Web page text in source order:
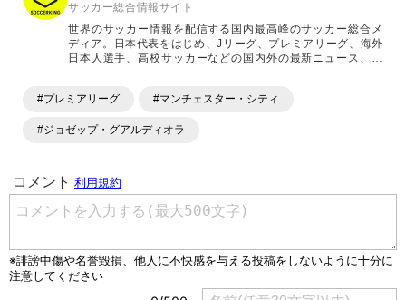
サッカー総合情報サイト
世界のサッカー情報を配信する国内最高峰のサッカー総合メ
ディア。日本代表をはじめ、Jリーグ、プレミアリーグ、海外
日本人選手、高校サッカーなどの国内外の最新ニュース、コ
ます。「X」「Instagram」「YouTube」「TikTok」など、
#プレミアリーグ #マンチェスター・シティ
#ジョゼップ・グアルディオラ